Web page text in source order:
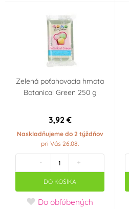
Zelená poťahovacia hmota
Botanical Green 250 g
3,92 €
Naskladňujeme do 2 týždňov
pri Vás 26.08.
- +
DO KOŠÍKA
Do obľúbených